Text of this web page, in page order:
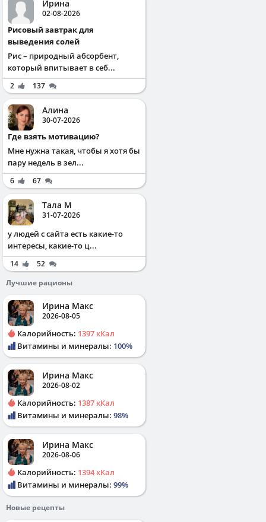
Ирина
02-08-2026
Рисовый завтрак для
выведения солей
Рис – природный абсорбент,
который впитывает в себ...
2 137
Алина
30-07-2026
Где взять мотивацию?
Мне нужна такая, чтобы я хотя бы
пару недель в зел...
6 67
Тала М
31-07-2026
у людей с сайта есть какие-то
интересы, какие-то ц...
14
52
Лучшие рационы
Ирина Макс
2026-08-05
Калорийность: 1397 кКал
Витамины и минералы: 100%
Ирина Макс
2026-08-02
Калорийность: 1387 кКал
Витамины и минералы: 98%
Ирина Макс
2026-08-06
Калорийность: 1394 кКал
Витамины и минералы: 99%
Новые рецепты